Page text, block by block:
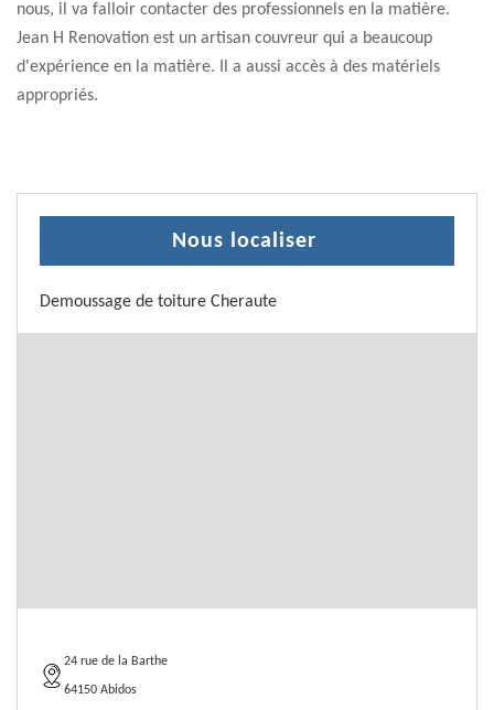
nous, il va falloir contacter des professionnels en la matière.
Jean H Renovation est un artisan couvreur qui a beaucoup
d'expérience en la matière. Il a aussi accès à des matériels
appropriés.
Nous localiser
Demoussage de toiture Cheraute
24 rue de la Barthe
64150 Abidos